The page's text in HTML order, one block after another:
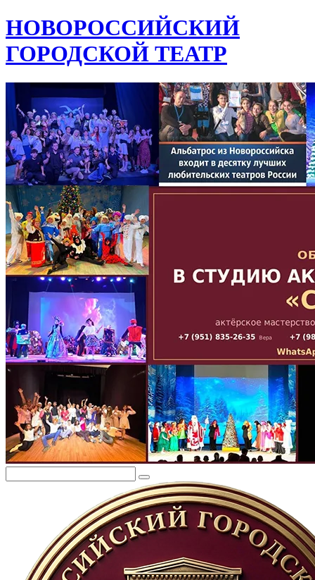
НОВОРОССИЙСКИЙ
ГОРОДСКОЙ ТЕАТР